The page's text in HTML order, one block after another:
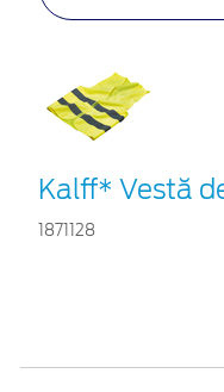
Kalff* Vestă
1871128